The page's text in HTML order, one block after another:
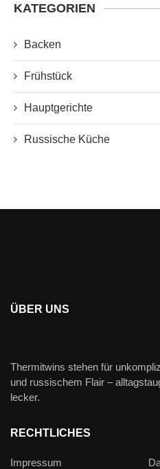
KATEGORIEN
Backen
Frühstück
Hauptgerichte
Russische Küche
ÜBER UNS
Thermitwins stehen für
und russischem Flair –
lecker.
RECHTLICHES
Impressum